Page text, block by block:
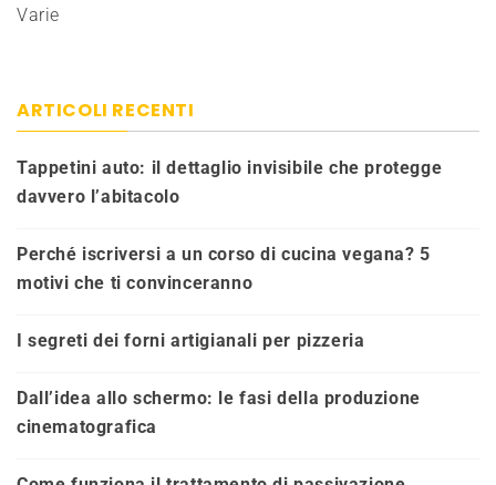
Varie
ARTICOLI RECENTI
Tappetini auto: il dettaglio invisibile che protegge
davvero l’abitacolo
Perché iscriversi a un corso di cucina vegana? 5
motivi che ti convinceranno
I segreti dei forni artigianali per pizzeria
Dall’idea allo schermo: le fasi della produzione
cinematografica